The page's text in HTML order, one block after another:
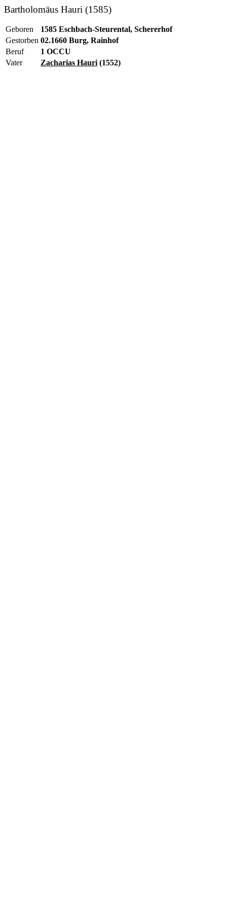
Bartholomäus Hauri (1585)
Geboren
1585 Eschbach-Steurental, Schererhof
Gestorben 02.1660 Burg, Rainhof
Beruf
1 OCCU
Vater
Zacharias Hauri (1552)